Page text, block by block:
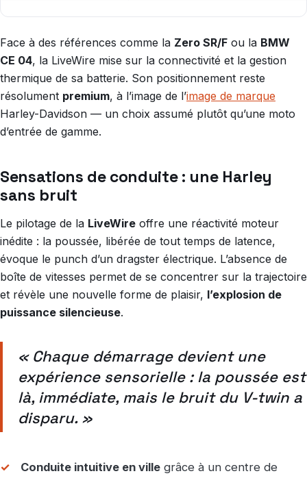
Face à des références comme la Zero SR/F ou la BMW
CE 04, la LiveWire mise sur la connectivité et la gestion
thermique de sa batterie. Son positionnement reste
résolument premium, à l’image de l’image de marque
Harley-Davidson — un choix assumé plutôt qu’une moto
d’entrée de gamme.
Sensations de conduite : une Harley
sans bruit
Le pilotage de la LiveWire offre une réactivité moteur
inédite : la poussée, libérée de tout temps de latence,
évoque le punch d’un dragster électrique. L’absence de
boîte de vitesses permet de se concentrer sur la trajectoire
et révèle une nouvelle forme de plaisir, l’explosion de
puissance silencieuse.
« Chaque démarrage devient une
expérience sensorielle : la poussée est
là, immédiate, mais le bruit du V-twin a
disparu. »
Conduite intuitive en ville grâce à un centre de